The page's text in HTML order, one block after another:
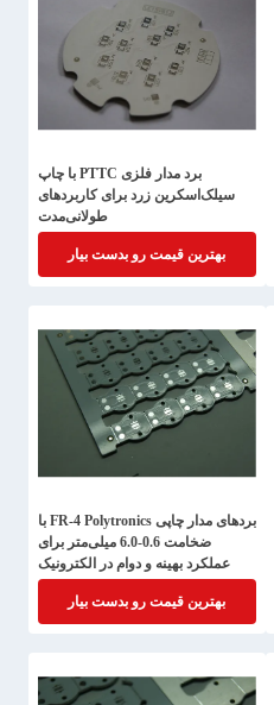
برد مدار فلزی PTTC با چاپ
سیلک‌اسکرین زرد برای کاربردهای
طولانی‌مدت
بهترین قیمت رو بدست بیار
بردهای مدار چاپی FR-4 Polytronics با
ضخامت 0.6-6.0 میلی‌متر برای
عملکرد بهینه و دوام در الکترونیک
بهترین قیمت رو بدست بیار